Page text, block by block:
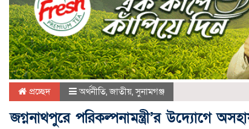
প্রচ্ছেদ অর্থনীতি,জাতীয়,সুনামগঞ্জ
জগ্ননাথপুরে পরিকল্পনামন্ত্রী’র উদ্যোগে